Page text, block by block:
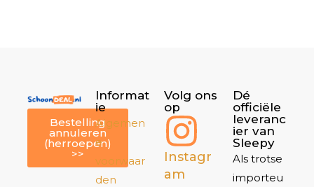
Bestelling
annuleren
(herroepen)
>>
Informat
ie
Algemen
e
voorwaar
den
Volg ons
op
Instagr
am
Dé
officiële
leveranc
ier van
Sleepy
Als trotse
importeu